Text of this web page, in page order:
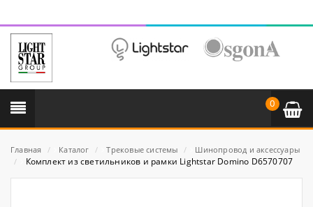
0
Главная / Каталог / Трековые системы /
Шинопровод и аксессуары
/
Комплект из светильников и рамки Lightstar Domino D6570707